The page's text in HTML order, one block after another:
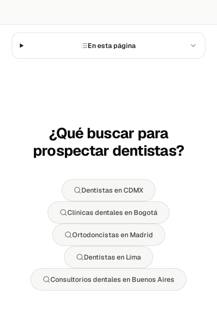
En esta página
¿Qué buscar para
prospectar dentistas?
Dentistas en CDMX
Clínicas dentales en Bogotá
Ortodoncistas en Madrid
Dentistas en Lima
Consultorios dentales en Buenos Aires